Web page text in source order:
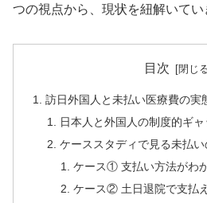
つの視点から、現状を紐解いてい
目次
訪日外国人と未払い医療費の実
日本人と外国人の制度的ギャ
ケーススタディで見る未払
ケース① 支払い方法がわ
ケース② 土日退院で支払